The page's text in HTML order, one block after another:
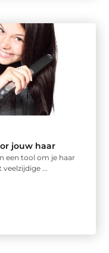
jouw haar
een tool om je haar
...